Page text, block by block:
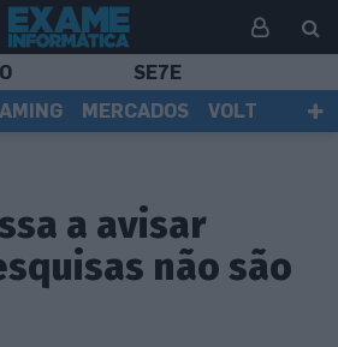
SE7E
MERCADOS
VOLT
a avisar
não são